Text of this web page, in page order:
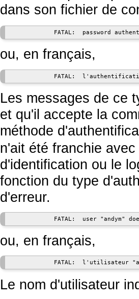
dans son fichier de
FATAL:  password
ou, en français,
FATAL:
Les messages de ce
et qu'il accepte la
méthode
n'ait été franchie
d'identification ou le
fonction du type
d'erreur.
FATAL:  user "andym"
ou, en français,
FATAL:  l'utilisateur
Le nom d'utilisateur